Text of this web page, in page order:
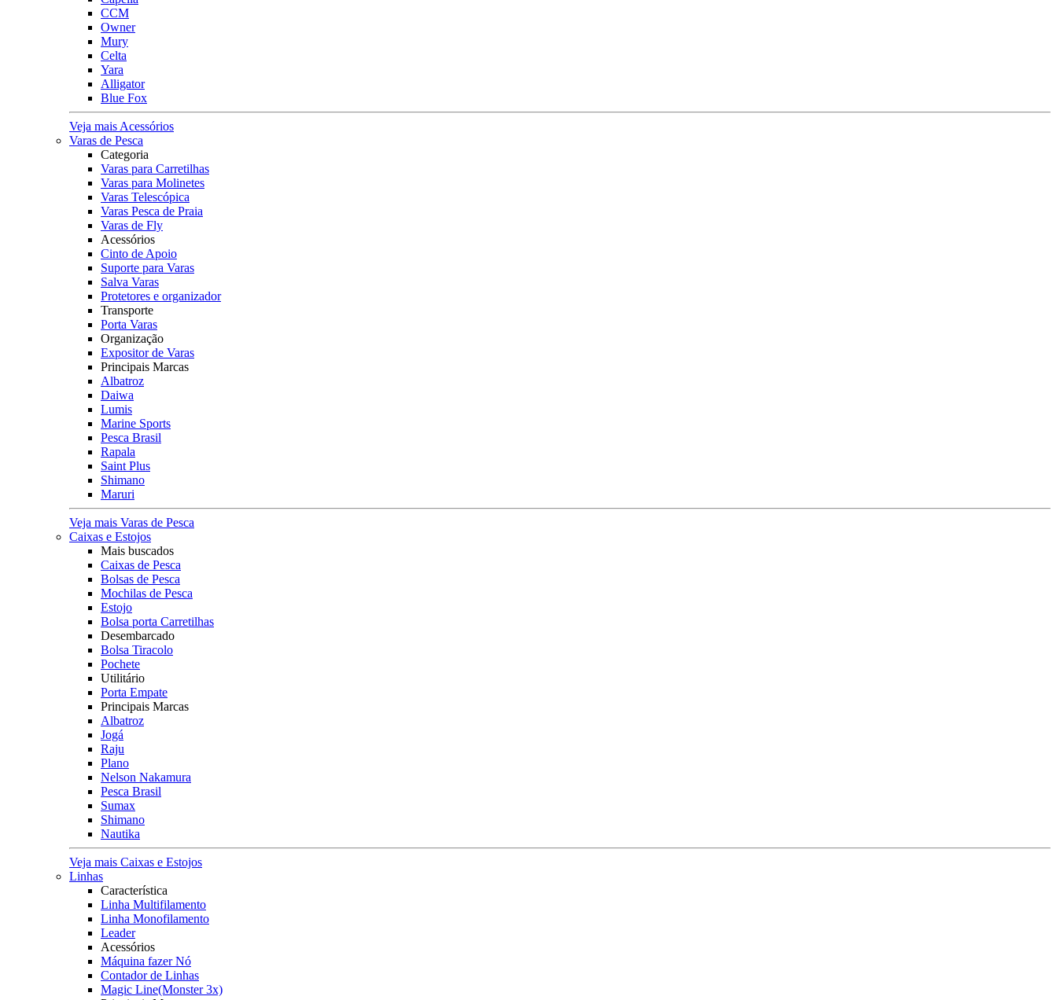
CCM
Owner
Mury
Celta
Yara
Alligator
Blue Fox
Veja mais Acessórios
Varas de Pesca
Categoria
Varas para Carretilhas
Varas para Molinetes
Varas Telescópica
Varas Pesca de Praia
Varas de Fly
Acessórios
Cinto de Apoio
Suporte para Varas
Salva Varas
Protetores e organizador
Transporte
Porta Varas
Organização
Expositor de Varas
Principais Marcas
Albatroz
Daiwa
Lumis
Marine Sports
Pesca Brasil
Rapala
Saint Plus
Shimano
Maruri
Veja mais Varas de Pesca
Caixas e Estojos
Mais buscados
Caixas de Pesca
Bolsas de Pesca
Mochilas de Pesca
Estojo
Bolsa porta Carretilhas
Desembarcado
Bolsa Tiracolo
Pochete
Utilitário
Porta Empate
Principais Marcas
Albatroz
Jogá
Raju
Plano
Nelson Nakamura
Pesca Brasil
Sumax
Shimano
Nautika
Veja mais Caixas e Estojos
Linhas
Característica
Linha Multifilamento
Linha Monofilamento
Leader
Acessórios
Máquina fazer Nó
Contador de Linhas
Magic Line(Monster 3x)